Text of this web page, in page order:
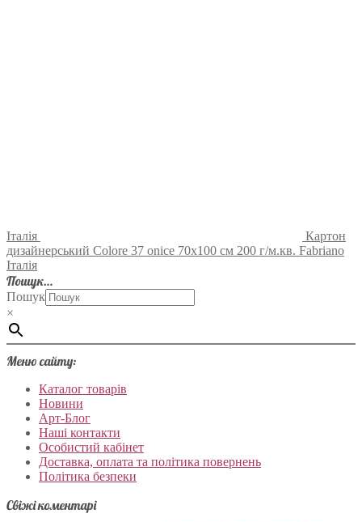
Італія
Картон
дизайнерський Colore 37 onice 70х100 см 200 г/м.кв. Fabriano
Італія
Пошук…
Пошук
×
Меню сайту:
Каталог товарів
Новини
Арт-Блог
Наші контакти
Особистий кабінет
Доставка, оплата та політика повернень
Політика безпеки
Свіжі коментарі